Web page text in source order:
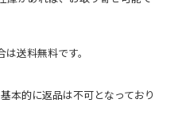
送料無料です。
本的に返品は不可となっており